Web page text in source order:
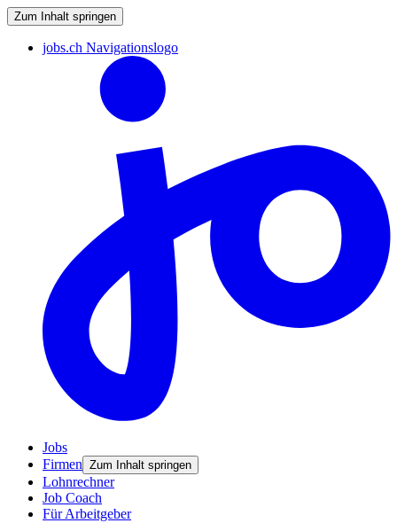
Zum Inhalt springen
jobs.ch Navigationslogo
Jobs
Firmen Zum Inhalt springen
Lohnrechner
Job Coach
Für Arbeitgeber